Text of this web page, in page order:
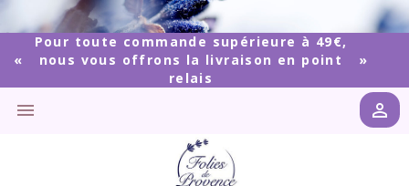
Pour toute commande supérieure à 49€,
nous vous offrons la livraison en point
relais
 